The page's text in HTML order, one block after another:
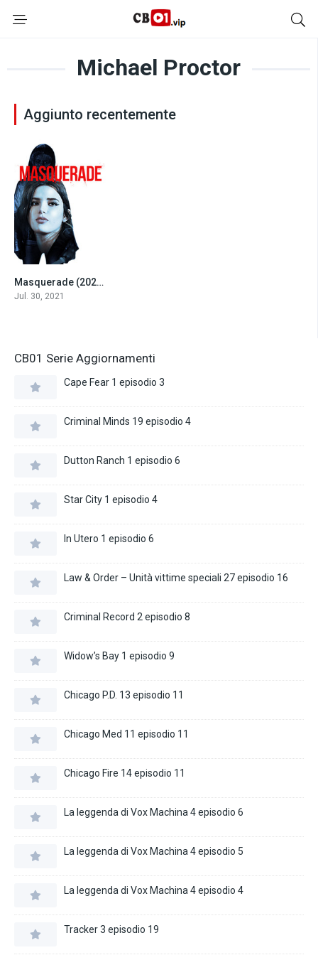
Michael Proctor
Aggiunto recentemente
3.8Masquerade (2021)
Jul. 30, 2021
CB01 Serie Aggiornamenti
Cape Fear 1 episodio 3
Criminal Minds 19 episodio 4
Dutton Ranch 1 episodio 6
Star City 1 episodio 4
In Utero 1 episodio 6
Law & Order – Unità vittime speciali 27 episodio 16
Criminal Record 2 episodio 8
Widow’s Bay 1 episodio 9
Chicago P.D. 13 episodio 11
Chicago Med 11 episodio 11
Chicago Fire 14 episodio 11
La leggenda di Vox Machina 4 episodio 6
La leggenda di Vox Machina 4 episodio 5
La leggenda di Vox Machina 4 episodio 4
Tracker 3 episodio 19